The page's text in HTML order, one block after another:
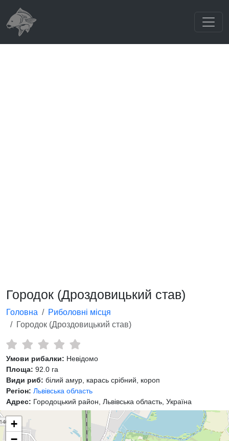
Городок (Дроздовицький став)
Головна
Риболовні місця
Городок (Дроздовицький став)
Умови рибалки: Невідомо
Площа: 92.0 га
Види риб: білий амур, карась срібний, короп
Регіон: Львівська область
Адрес: Городоцький район, Львівська область, Україна
+